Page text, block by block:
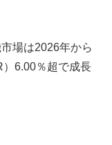
場は2026年から
6.00％超で成長